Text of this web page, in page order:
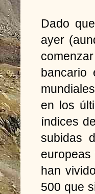
Dado
ayer
bancario
en los
índices
subidas
han
500 que